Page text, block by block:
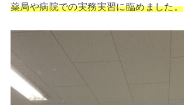
薬局や病院での実務実習に臨めました。